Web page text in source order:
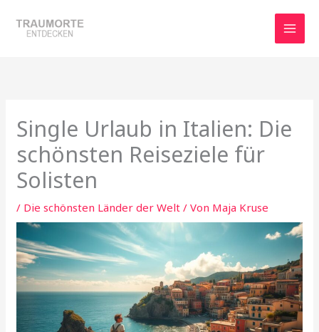
Inhalt
Single Urlaub in Italien: Die
schönsten Reiseziele für
Solisten
/ Die schönsten Länder der Welt / Von Maja Kruse